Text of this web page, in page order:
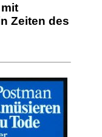
Zeiten des